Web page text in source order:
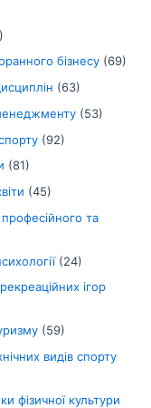
бізнесу(69)
(63)
(53)
(92)
(81)
(45)
та
(24)
ігор
(59)
видів спорту
фізичної культури